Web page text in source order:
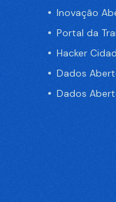
Inovação
Portal da
Hacker
Dados
Dados